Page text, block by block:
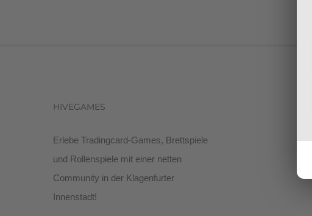
HIVEGAMES
Erlebe Tradingcard-Games, Brettspiele
und Rollenspiele mit einer netten
Community in der Klagenfurter
Innenstadt!